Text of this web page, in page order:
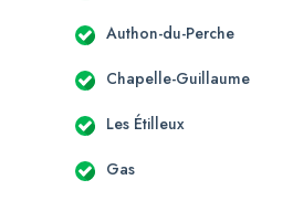
Authon-du-Perche
Chapelle-Guillaume
Les Étilleux
Gas